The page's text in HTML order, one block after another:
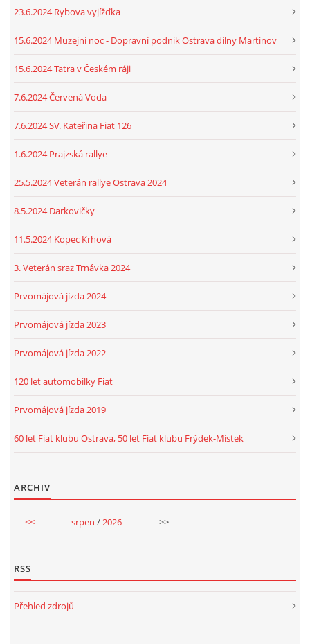
23.6.2024 Rybova vyjížďka
15.6.2024 Muzejní noc - Dopravní podnik Ostrava dílny Martinov
15.6.2024 Tatra v Českém ráji
7.6.2024 Červená Voda
7.6.2024 SV. Kateřina Fiat 126
1.6.2024 Prajzská rallye
25.5.2024 Veterán rallye Ostrava 2024
8.5.2024 Darkovičky
11.5.2024 Kopec Krhová
3. Veterán sraz Trnávka 2024
Prvomájová jízda 2024
Prvomájová jízda 2023
Prvomájová jízda 2022
120 let automobilky Fiat
Prvomájová jízda 2019
60 let Fiat klubu Ostrava, 50 let Fiat klubu Frýdek-Místek
ARCHIV
<< srpen / 2026 >>
RSS
Přehled zdrojů